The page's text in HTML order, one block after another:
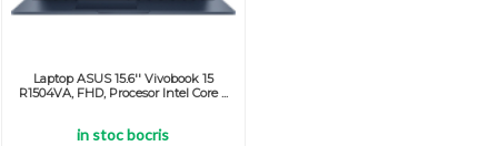
Laptop ASUS 15.6'' Vivobook 15
R1504VA, FHD, Procesor Intel Core ...
in stoc bocris